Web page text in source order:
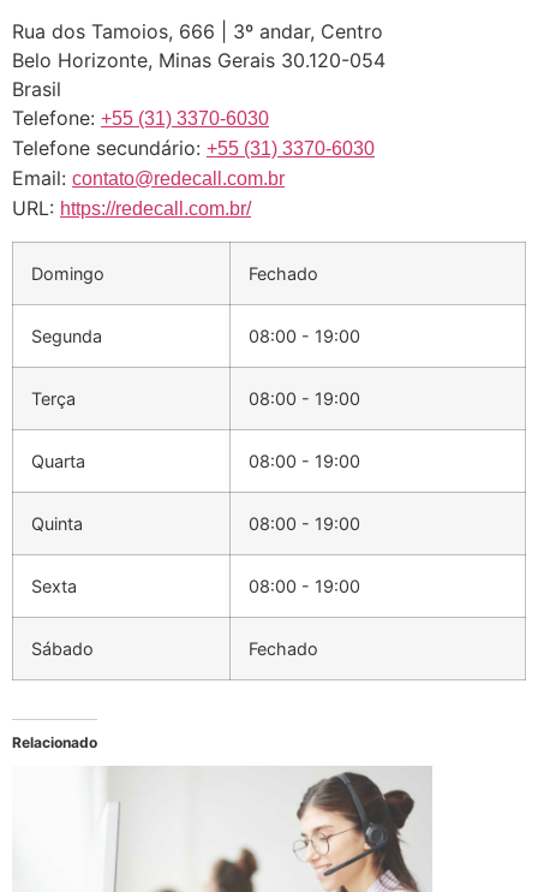
Rua dos Tamoios, 666 | 3º andar, Centro
Belo Horizonte, Minas Gerais 30.120-054
Brasil
Telefone: +55 (31) 3370-6030
Telefone secundário: +55 (31) 3370-6030
Email: contato@redecall.com.br
URL: https://redecall.com.br/
Domingo Fechado
Segunda 08:00 - 19:00
Terça 08:00 - 19:00
Quarta 08:00 - 19:00
Quinta 08:00 - 19:00
Sexta 08:00 - 19:00
Sábado Fechado
Relacionado